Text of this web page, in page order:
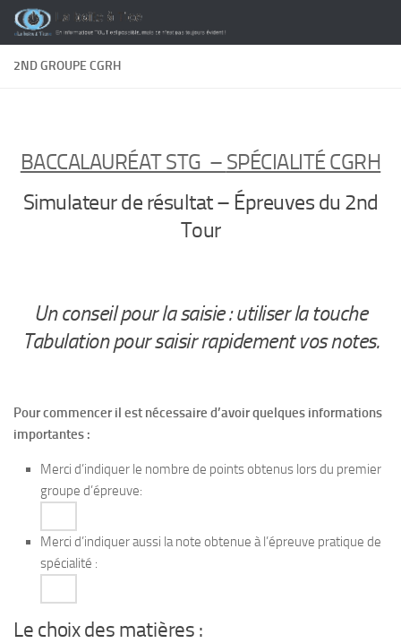
Skip to content
2ND GROUPE CGRH
BACCALAURÉAT STG – SPÉCIALITÉ CGRH
Simulateur de résultat – Épreuves du 2nd
Tour
Un conseil pour la saisie : utiliser la touche
Tabulation pour saisir rapidement vos notes.
Pour commencer il est nécessaire d’avoir quelques informations
importantes :
Merci d’indiquer le nombre de points obtenus lors du premier
groupe d’épreuve:
Merci d’indiquer aussi la note obtenue à l’épreuve pratique de
spécialité :
Le choix des matières :